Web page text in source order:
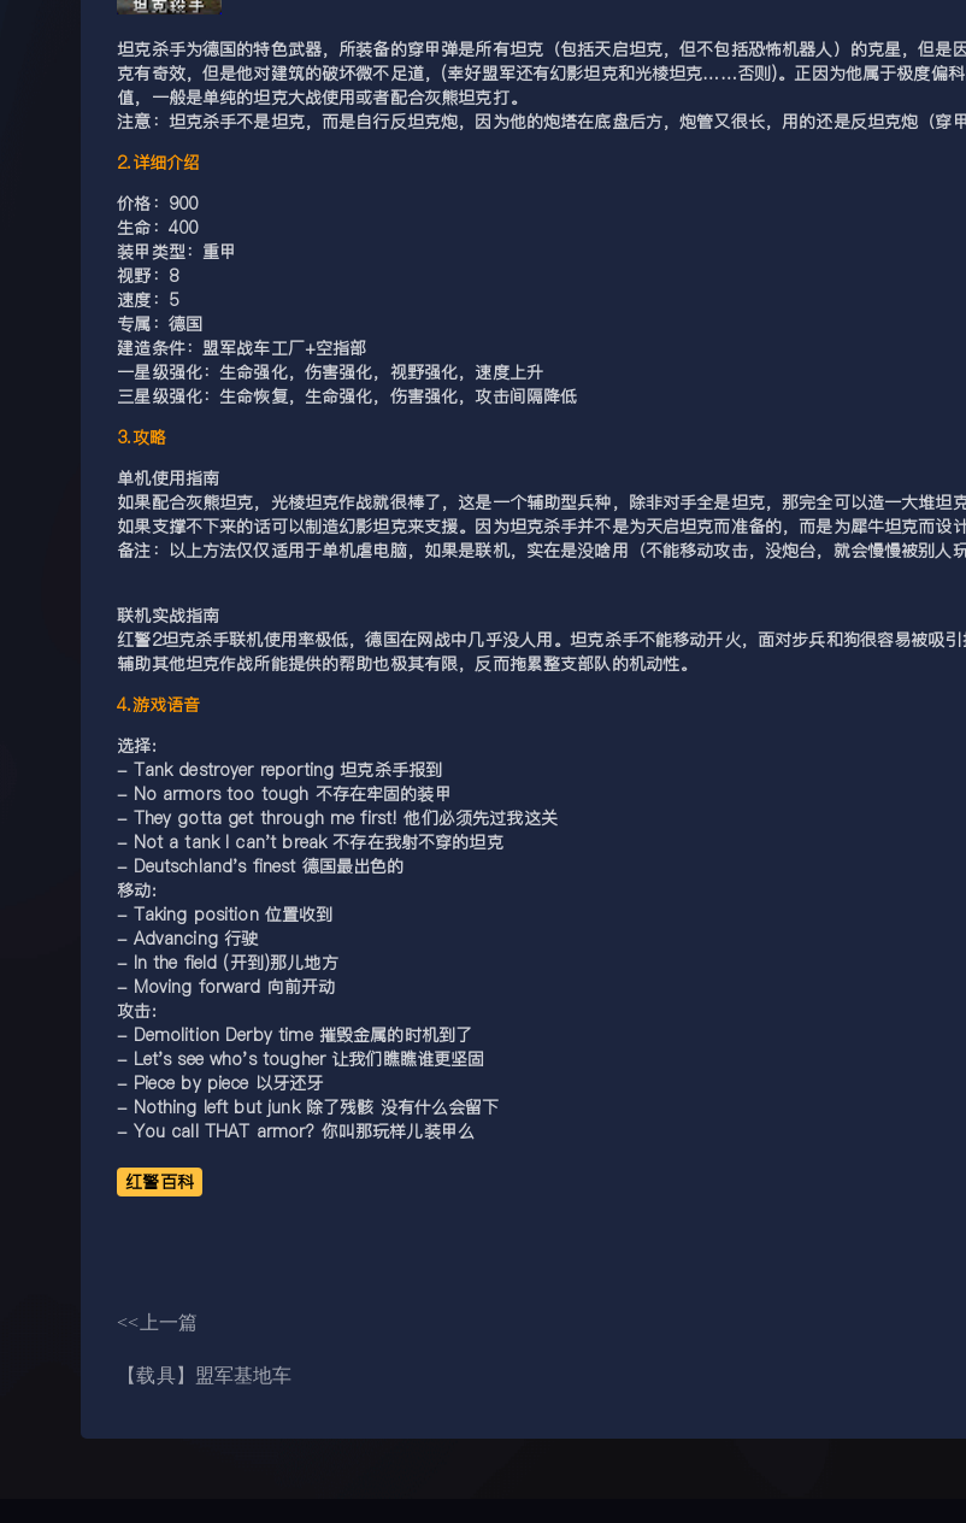
坦克杀手为德国的特色武器，所装备的穿甲弹是所有坦克（包括天启坦克，但不包括恐怖机器人）的克星，但
克有奇效，但是他对建筑的破坏微不足道，(幸好盟军还有幻影坦克和光棱坦克……否则)。正因为他属于极度偏
值，一般是单纯的坦克大战使用或者配合灰熊坦克打。
注意：坦克杀手不是坦克，而是自行反坦克炮，因为他的炮塔在底盘后方，炮管又很长，用的还是反坦克炮（穿
2.详细介绍
价格：900
生命：400
装甲类型：重甲
视野：8
速度：5
专属：德国
建造条件：盟军战车工厂+空指部
一星级强化：生命强化，伤害强化，视野强化，速度上升
三星级强化：生命恢复，生命强化，伤害强化，攻击间隔降低
3.攻略
单机使用指南
如果配合灰熊坦克，光棱坦克作战就很棒了，这是一个辅助型兵种，除非对手全是坦克，那完全可以造一大堆坦
如果支撑不下来的话可以制造幻影坦克来支援。因为坦克杀手并不是为天启坦克而准备的，而是为犀牛坦克而设
备注：以上方法仅仅适用于单机虐电脑，如果是联机，实在是没啥用（不能移动攻击，没炮台，就会慢慢被别人
联机实战指南
红警2坦克杀手联机使用率极低，德国在网战中几乎没人用。坦克杀手不能移动开火，面对步兵和狗很容易被吸
辅助其他坦克作战所能提供的帮助也极其有限，反而拖累整支部队的机动性。
4.游戏语音
选择:
- Tank destroyer reporting 坦克杀手报到
- No armors too tough 不存在牢固的装甲
- They gotta get through me first! 他们必须先过我这关
- Not a tank I can't break 不存在我射不穿的坦克
- Deutschland's finest 德国最出色的
移动:
- Taking position 位置收到
- Advancing 行驶
- In the field (开到)那儿地方
- Moving forward 向前开动
攻击:
- Demolition Derby time 摧毁金属的时机到了
- Let's see who's tougher 让我们瞧瞧谁更坚固
- Piece by piece 以牙还牙
- Nothing left but junk 除了残骸 没有什么会留下
- You call THAT armor? 你叫那玩样儿装甲么
红警百科
<<上一篇
【载具】盟军基地车